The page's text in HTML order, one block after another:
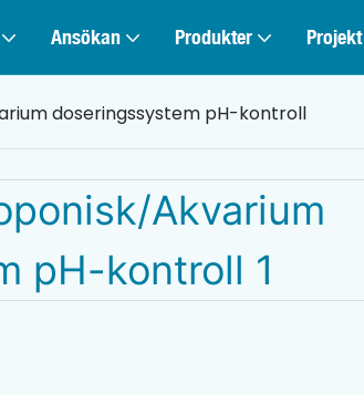
Ansökan Produkter Projekt
doseringssystem pH-kontroll